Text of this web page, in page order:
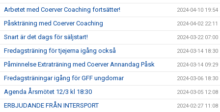
Arbetet med Coerver Coaching fortsätter! 2024-04-10 19:54
Påskträning med Coerver Coaching 2024-04-02 22:11
Snart är det dags för säljstart! 2024-03-22 07:00
Fredagsträning för tjejerna igång också 2024-03-14 18:30
Påminnelse Extraträning med Coerver Annandag Påsk 2024-03-14 09:29
Fredagsträningar igång för GFF ungdomar 2024-03-06 18:30
Agenda Årsmötet 12/3 kl 18:30 2024-03-05 12:08
ERBJUDANDE FRÅN INTERSPORT 2024-02-27 11:08